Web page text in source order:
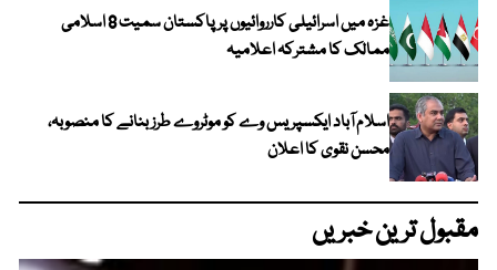
غزہ میں اسرائیلی کارروائیوں پر پاکستان سمیت 8 اسلامی
ممالک کا مشترکہ اعلامیہ
اسلام آباد ایکسپریس وے کو موٹروے طرز بنانے کا منصوبہ،
محسن نقوی کا اعلان
مقبول ترین خبریں